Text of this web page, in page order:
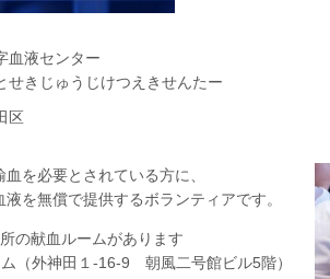
血液センター
せきじゅうじけつえきせんたー
区
を必要とされている方に、
を無償で提供するボランティアです。
の献血ルームがあります
（外神田１-16-9 朝風二号館ビル5階）